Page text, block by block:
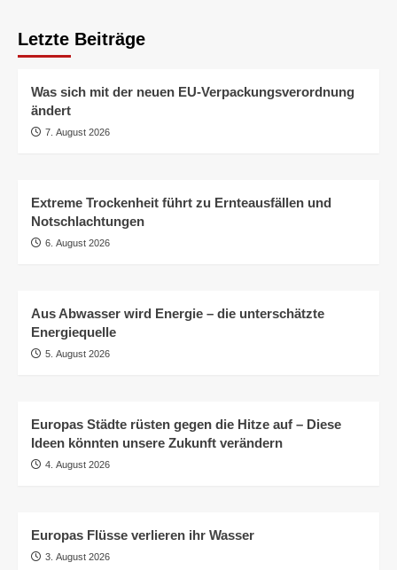
Letzte Beiträge
Was sich mit der neuen EU-Verpackungsverordnung
ändert
7. August 2026
Extreme Trockenheit führt zu Ernteausfällen und
Notschlachtungen
6. August 2026
Aus Abwasser wird Energie – die unterschätzte
Energiequelle
5. August 2026
Europas Städte rüsten gegen die Hitze auf – Diese
Ideen könnten unsere Zukunft verändern
4. August 2026
Europas Flüsse verlieren ihr Wasser
3. August 2026